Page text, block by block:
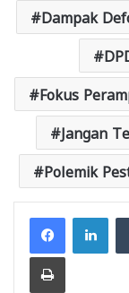
Dampak
Fokus
Jangan
Polemik
Facebook
Print